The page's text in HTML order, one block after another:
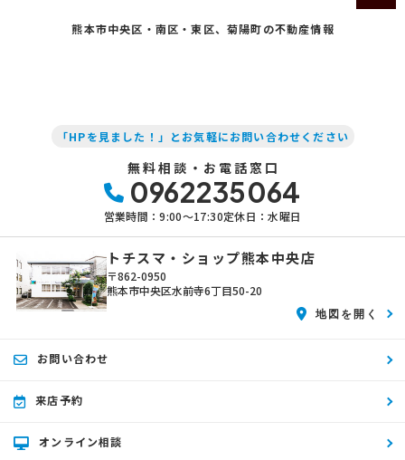
熊本市中央区・南区・東区、菊陽町の不動産情報
「HPを見ました！」とお気軽にお問い合わせください
無料相談・お電話窓口
0962235064
営業時間：9:00〜17:30定休日：水曜日
トチスマ・ショップ熊本中央店
〒862-0950
熊本市中央区水前寺6丁目50-20
地図を開く
お問い合わせ
来店予約
オンライン相談